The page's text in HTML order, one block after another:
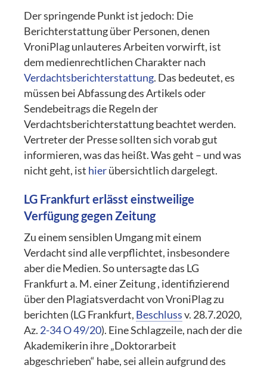
Der springende Punkt ist jedoch: Die
Berichterstattung über Personen, denen
VroniPlag unlauteres Arbeiten vorwirft, ist
dem medienrechtlichen Charakter nach
Verdachtsberichterstattung. Das bedeutet, es
müssen bei Abfassung des Artikels oder
Sendebeitrags die Regeln der
Verdachtsberichterstattung beachtet werden.
Vertreter der Presse sollten sich vorab gut
informieren, was das heißt. Was geht – und was
nicht geht, ist hierübersichtlich dargelegt.
LG Frankfurt erlässt einstweilige
Verfügung gegen Zeitung
Zu einem sensiblen Umgang mit einem
Verdacht sind alle verpflichtet, insbesondere
aber die Medien. So untersagte das LG
Frankfurt a. M. einer Zeitung , identifizierend
über den Plagiatsverdacht von VroniPlag zu
berichten (LG Frankfurt, Beschlussv. 28.7.2020,
Az. 2-34 O 49/20). Eine Schlagzeile, nach der die
Akademikerin ihre „Doktorarbeit
abgeschrieben“ habe, sei allein aufgrund des